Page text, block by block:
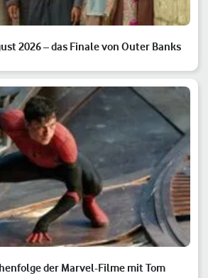
2026 – das Finale von Outer Banks
der Marvel-Filme mit Tom